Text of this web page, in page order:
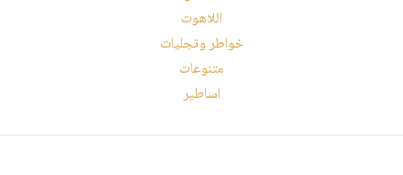
اللاهوت
خواطر وتجليات
متنوعات
اساطير